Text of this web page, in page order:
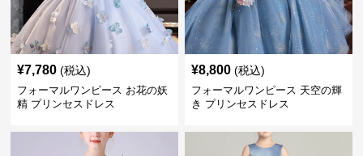
¥7,780 (税込)
フォーマルワンピース お花の妖
精 プリンセスドレス
¥8,800 (税込)
フォーマルワンピース 天空の輝
き プリンセスドレス